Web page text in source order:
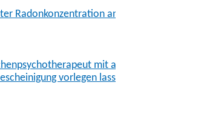
Radonkonzentration anmelden
mit ausländischer
vorlegen lassen